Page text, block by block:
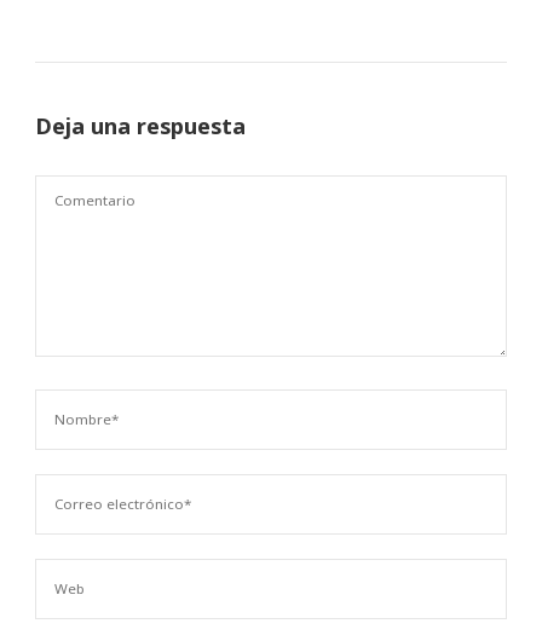
Deja una respuesta